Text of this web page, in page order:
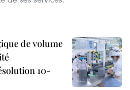
de volume
10-